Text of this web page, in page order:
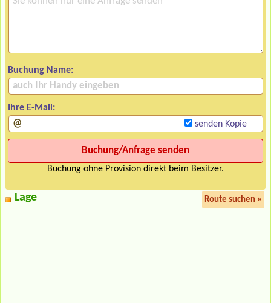
Buchung Name:
Ihre E-Mail:
senden Kopie
Buchung ohne Provision direkt beim Besitzer.
Lage Route suchen »